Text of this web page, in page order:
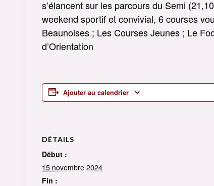
s’élancent sur les parcours du Semi
weekend sportif et convivial, 6 courses
Beaunoises ; Les Courses Jeunes ; Le
d’Orientation
Ajouter au calendrier
DÉTAILS
Début :
15 novembre 2024
Fin :